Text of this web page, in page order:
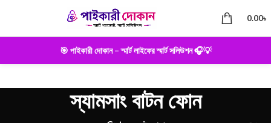
0.00৳
🎯 পাইকারী দোকান – স্মার্ট লাইফের স্মার্ট সলিউশন 🎧💡
স্যামসাং বাটন ফোন